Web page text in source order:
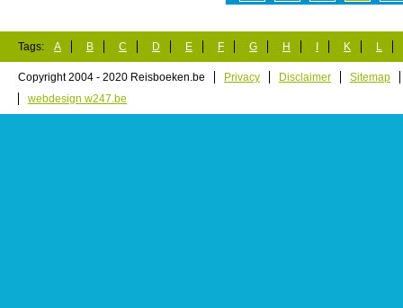
Tags: A B C D E F G H K L
Copyright 2004 - 2020 Reisboeken.be Privacy Disclaimer
Sitemap
webdesign w247.be